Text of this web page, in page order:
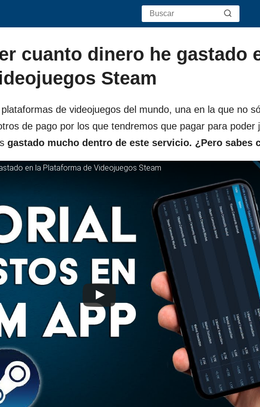
cuanto dinero he gastado
Steam
de videojuegos del mundo, una en la que no
de pago por los que tendremos que pagar para poder
gastado mucho dentro de este servicio. ¿Pero sabes
en la Plataforma de Videojuegos Steam